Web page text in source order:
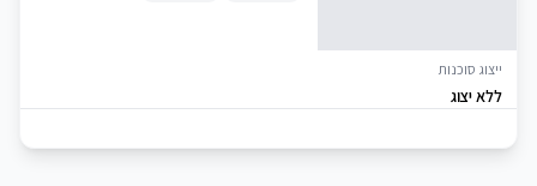
ייצוג סוכנות
ללא יצוג